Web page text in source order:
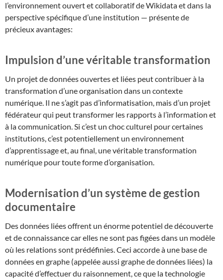
l’environnement ouvert et collaboratif de Wikidata et dans la
perspective spécifique d’une institution — présente de
précieux avantages:
Impulsion d’une véritable transformation
Un projet de données ouvertes et liées peut contribuer à la
transformation d’une organisation dans un contexte
numérique. Il ne s’agit pas d’informatisation, mais d’un projet
fédérateur qui peut transformer les rapports à l’information et
à la communication. Si c’est un choc culturel pour certaines
institutions, c’est potentiellement un environnement
d’apprentissage et, au final, une véritable transformation
numérique pour toute forme d’organisation.
Modernisation d’un système de gestion
documentaire
Des données liées offrent un énorme potentiel de découverte
et de connaissance car elles ne sont pas figées dans un modèle
où les relations sont prédéfinies. Ceci accorde à une base de
données en graphe (appelée aussi graphe de données liées) la
capacité d’effectuer du raisonnement, ce que la technologie